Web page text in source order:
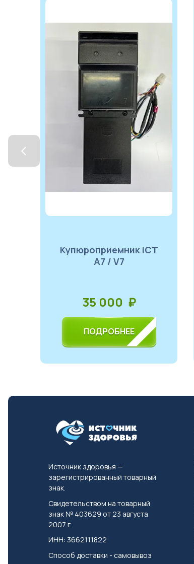
Купюроприемник ICT
A7 / V7
35 000 ₽
ПОДРОБНЕЕ
Источник здоровья —
зарегистрированный товарный
знак.
Свидетельством на товарный
знак № 403629 от 23 августа
2007 г.
ИНН: 3662111822
Способ доставки - самовывоз